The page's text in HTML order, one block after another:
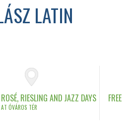
LATIN
ROSÉ, RIESLING AND JAZZ DAYS
AT ÓVÁROS TÉR
FREE